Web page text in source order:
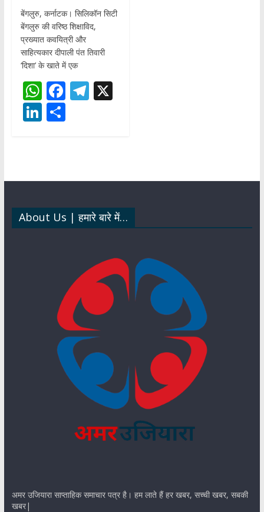
बेंगलुरु, कर्नाटक। सिलिकॉन सिटी
बेंगलुरु की वरिष्ठ शिक्षाविद,
प्रख्यात कवयित्री और
साहित्यकार दीपाली पंत तिवारी
‘दिशा’ के खाते में एक
W
h
at
p
p
F
ac
e
o
k
T
m
X
Li
dI
n
S
About Us | हमारे बारे में…
अमर उजियारा साप्ताहिक समाचार पत्र है। हम लाते हैं हर खबर, सच्ची खबर, सबकी
खबर|